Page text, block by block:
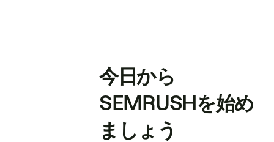
今日から
SEMRUSHを始め
ましょう